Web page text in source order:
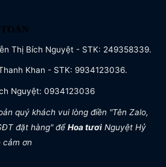
Thị Bích Nguyệt - STK: 249358339.
Khan - STK: 9934123036.
Nguyệt: 0934123036
quý khách vui lòng điền "Tên Zalo,
đặt hàng" đểHoa tươi Nguyệt Hỷ
cảm ơn